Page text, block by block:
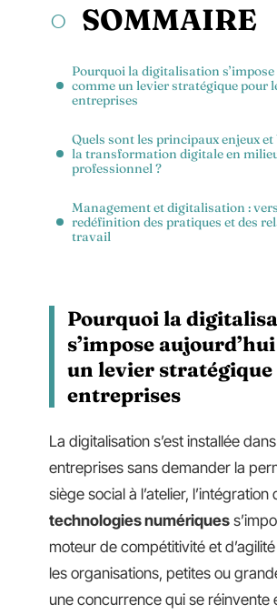
SOMMAIRE
Pourquoi la digitalisation s’impose
comme un levier stratégique pour
entreprises
Quels sont les principaux enjeux et
la transformation digitale en
professionnel ?
Management et digitalisation :
redéfinition des pratiques et des
travail
Pourquoi la
s’impose
un levier stratégique
entreprises
La digitalisation s’est installée
entreprises sans demander la
siège social à l’atelier, l’intégration
technologies numériques
moteur de compétitivité et
les organisations, petites ou
une concurrence qui se réinvente